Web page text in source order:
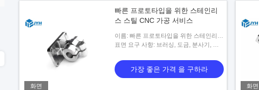
화면
빠른 프로토타입을 위한 스테인리
스 스틸 CNC 가공 서비스
이름: 빠른 프로토타입을 위한 스테인리스
스틸 CNC 가공 서비스
표면 요구 사항: 브러싱, 도금, 분사기, 흑
가장 좋은 가격 을 구하라
화면